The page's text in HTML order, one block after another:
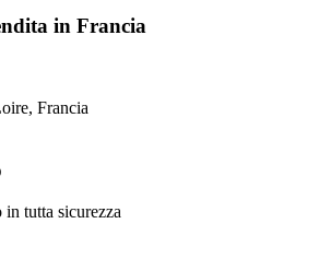
in Francia
Francia
tutta sicurezza